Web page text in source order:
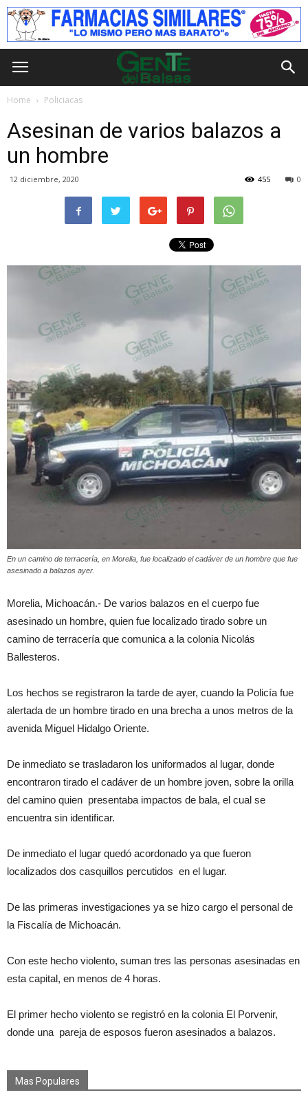
Home Policiacas
Asesinan de varios balazos a
un hombre
12 diciembre, 2020 0
455
En un camino de terracería, en Morelia, fue localizado el cadáver de un hombre que fue
asesinado a balazos ayer.
Morelia, Michoacán.- De varios balazos en el cuerpo fue
asesinado un hombre, quien fue localizado tirado sobre un
camino de terracería que comunica a la colonia Nicolás
Ballesteros.
Los hechos se registraron la tarde de ayer, cuando la Policía fue
alertada de un hombre tirado en una brecha a unos metros de la
avenida Miguel Hidalgo Oriente.
De inmediato se trasladaron los uniformados al lugar, donde
encontraron tirado el cadáver de un hombre joven, sobre la orilla
del camino quien presentaba impactos de bala, el cual se
encuentra sin identificar.
De inmediato el lugar quedó acordonado ya que fueron
localizados dos casquillos percutidos en el lugar.
De las primeras investigaciones ya se hizo cargo el personal de
la Fiscalía de Michoacán.
Con este hecho violento, suman tres las personas asesinadas en
esta capital, en menos de 4 horas.
El primer hecho violento se registró en la colonia El Porvenir,
donde una pareja de esposos fueron asesinados a balazos.
Mas Populares